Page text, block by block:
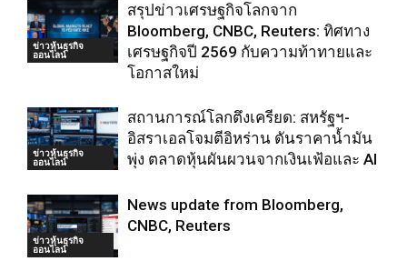
ข่าวหุ้นธุรกิจ
ออนไลน์
สรุปข่าวเศรษฐกิจโลกจาก
Bloomberg, CNBC, Reuters: ทิศทาง
เศรษฐกิจปี 2569 กับความท้าทายและ
โอกาสใหม่
ข่าวหุ้นธุรกิจ
ออนไลน์
สถานการณ์โลกตึงเครียด: สหรัฐฯ-
อิสราเอลโจมตีอิหร่าน ดันราคาน้ำมัน
พุ่ง ตลาดหุ้นผันผวนจากเงินเฟ้อและ AI
ข่าวหุ้นธุรกิจ
ออนไลน์
News update from Bloomberg,
CNBC, Reuters